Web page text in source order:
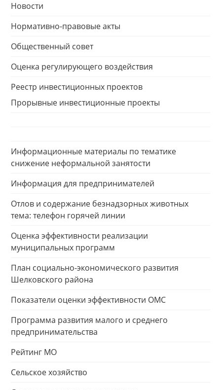
Новости
Нормативно-правовые акты
Общественный совет
Оценка регулирующего воздействия
Реестр инвестиционных проектов
Прорывные инвестиционные проекты
Информационные материалы по тематике
снижение неформальной занятости
Информация для предпринимателей
Отлов и содержание безнадзорных животных
тема: телефон горячей линии
Оценка эффективности реализации
муниципальных программ
План социально-экономического развития
Шелковского района
Показатели оценки эффективности ОМС
Программа развития малого и среднего
предпринимательства
Рейтинг МО
Сельское хозяйство